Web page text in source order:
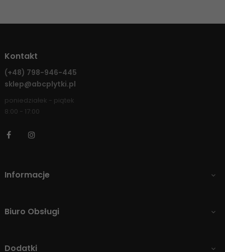
Kontakt
(+48) 798-946-445
sklep@abcplytki.pl
poniedziałek - piątek
8:00 - 17:00
Facebook
Informacje 
Biuro Obsługi 
Dodatki 